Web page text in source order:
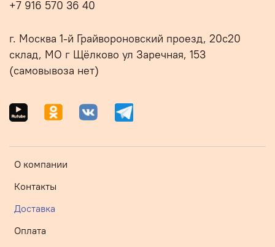
О компании
Контакты
Доставка
Оплата
+7 916 570 36 40
г. Москва 1-й Грайвороновский проезд, 20с20
склад, МО г Щёлково ул Заречная, 153
(самовывоза нет)